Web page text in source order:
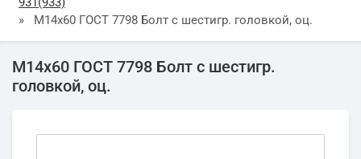
»
М14х60 ГОСТ 7798 Болт с шестигр. головкой, оц.
М14х60 ГОСТ 7798 Болт с шестигр.
головкой, оц.